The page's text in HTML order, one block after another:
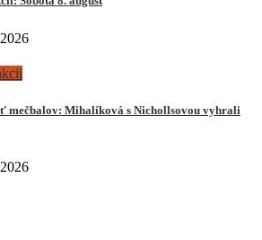
mečbalov: Mihalíková s Nichollsovou vyhrali